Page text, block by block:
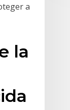
a
la